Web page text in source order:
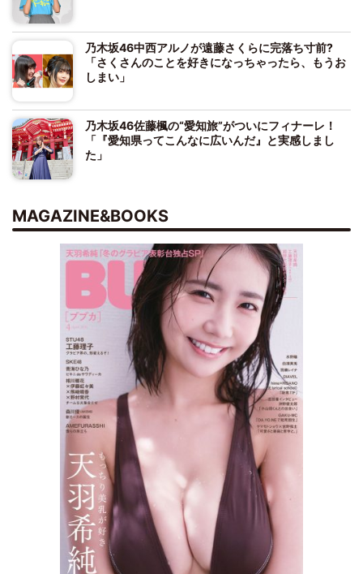
乃木坂46中西アルノが遠藤さくらに完落ち寸前?
「さくさんのことを好きになっちゃったら、もうお
しまい」
乃木坂46佐藤楓の“愛知旅”がついにフィナーレ！
「『愛知県ってこんなに広いんだ』と実感しまし
た」
MAGAZINE&BOOKS